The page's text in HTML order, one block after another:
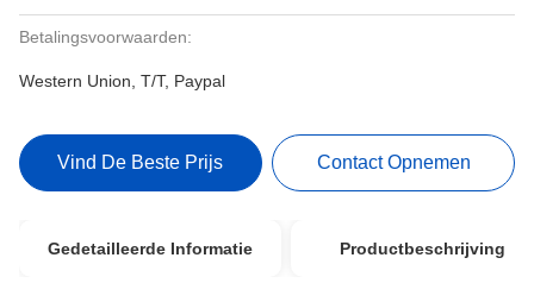
Betalingsvoorwaarden:
Western Union, T/T, Paypal
Vind De Beste Prijs Contact Opnemen
Gedetailleerde Informatie Productbeschrijving